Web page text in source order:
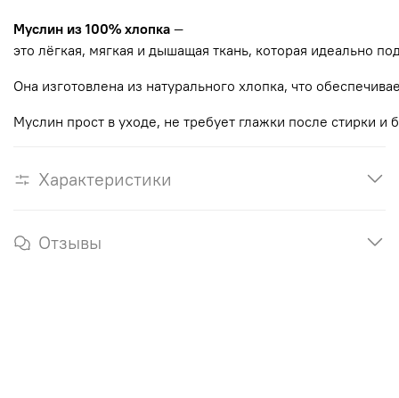
Муслин из 100% хлопка —
это лёгкая, мягкая и дышащая ткань, которая идеально
Она изготовлена из натурального хлопка, что
Муслин прост в уходе, не требует глажки после стирки и
Характеристики
Отзывы